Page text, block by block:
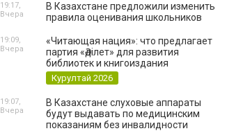
В Казахстане предложили изменить
правила оценивания школьников
19:17,
Вчера
«Читающая нация»: что предлагает
партия «Әділет» для развития
библиотек и книгоиздания
Курултай 2026
19:09,
Вчера
В Казахстане слуховые аппараты
будут выдавать по медицинским
показаниям без инвалидности
19:07,
Вчера